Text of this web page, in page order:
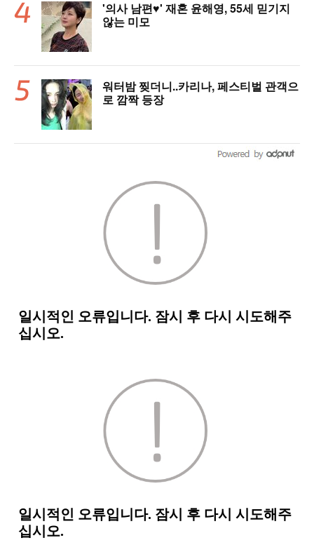
'의사 남편♥' 재혼 윤해영, 55세 믿기지
않는 미모
워터밤 찢더니..카리나, 페스티벌 관객으
로 깜짝 등장